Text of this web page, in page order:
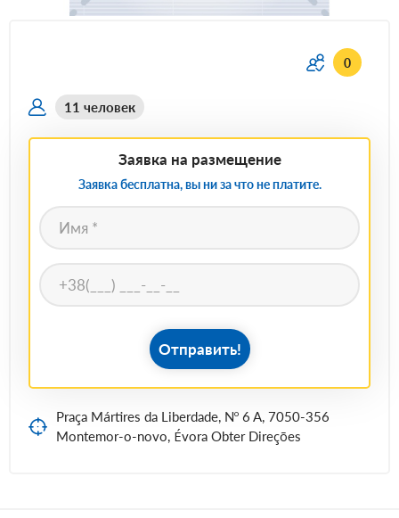
0
11 человек
Заявка на размещение
Заявка бесплатна, вы ни за что не платите.
Отправить!
Praça Mártires da Liberdade, Nº 6 A, 7050-356
Montemor-o-novo, Évora Obter Direções